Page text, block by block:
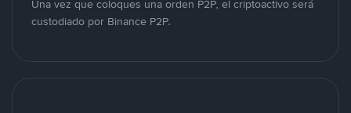
Una vez que coloques una orden P2P, el criptoactivo será
custodiado por Binance P2P.